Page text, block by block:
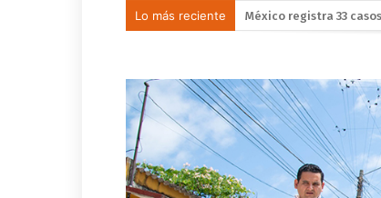
Lo más reciente México y Perú
DiCaprio y Bezos
Detienen al